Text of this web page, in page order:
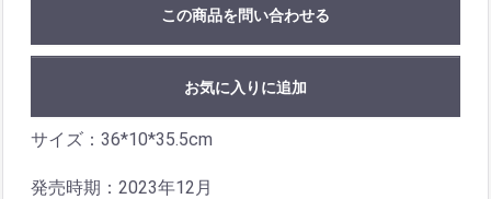
この商品を問い合わせる
お気に入りに追加
サイズ：36*10*35.5cm
発売時期：2023年12月